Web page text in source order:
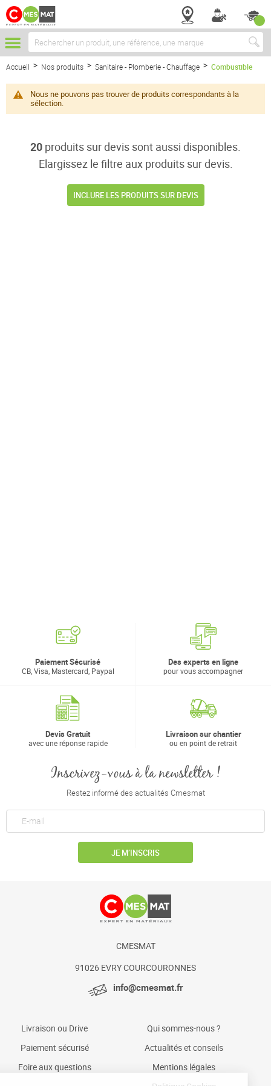
Chercher
Accueil Nos produits Sanitaire - Plomberie - Chauffage Combustible
Nous ne pouvons pas trouver de produits correspondants à la
sélection.
20 produits sur devis sont aussi disponibles.
Elargissez le filtre aux produits sur devis.
INCLURE LES PRODUITS SUR DEVIS
Paiement Sécurisé
CB, Visa, Mastercard, Paypal
Des experts en ligne
pour vous accompagner
Devis Gratuit
avec une réponse rapide
Livraison sur chantier
ou en point de retrait
Inscrivez-vous à la newsletter !
Restez informé des actualités Cmesmat
JE M’INSCRIS
CMESMAT
91026 EVRY COURCOURONNES
info@cmesmat.fr
Livraison ou Drive
Paiement sécurisé
Foire aux questions
Qui sommes-nous ?
Actualités et conseils
Mentions légales